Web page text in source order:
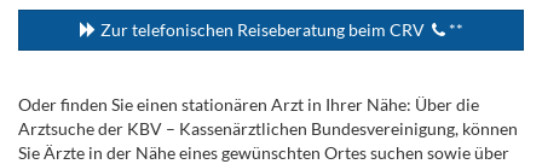
Zur telefonischen Reiseberatung beim CRV **
Oder finden Sie einen stationären Arzt in Ihrer Nähe: Über die
Arztsuche der KBV – Kassenärztlichen Bundesvereinigung, können
Sie Ärzte in der Nähe eines gewünschten Ortes suchen sowie über